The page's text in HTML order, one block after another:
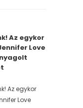
Az egykor
Love
Az egykor
Love